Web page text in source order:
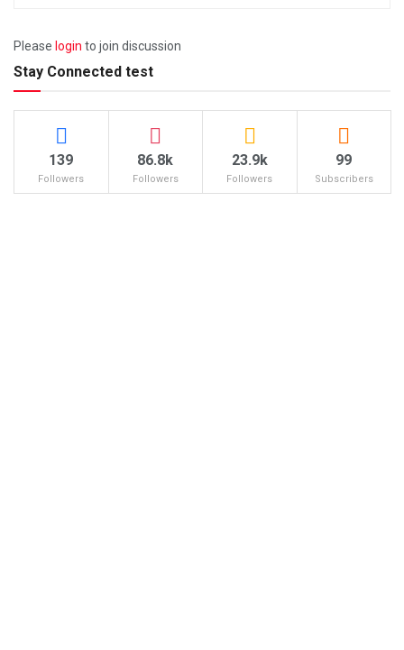
Please login to join discussion
Stay Connected test
139
Followers
86.8k
Followers
23.9k
Followers
99
Subscribers